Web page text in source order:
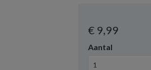
€ 9,99
Aantal